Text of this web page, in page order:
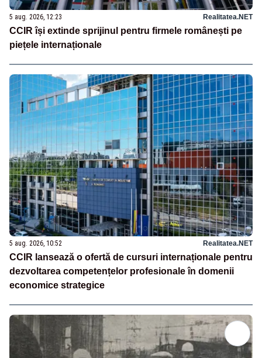
5 aug. 2026, 12:23 Realitatea.NET
CCIR își extinde sprijinul pentru firmele românești pe
piețele internaționale
5 aug. 2026, 10:52 Realitatea.NET
CCIR lansează o ofertă de cursuri internaționale pentru
dezvoltarea competențelor profesionale în domenii
economice strategice